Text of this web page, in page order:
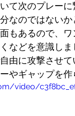
て次のプレー
なのではない
もあるので、
などを意識し
由に攻撃させ
やギャップを
video/